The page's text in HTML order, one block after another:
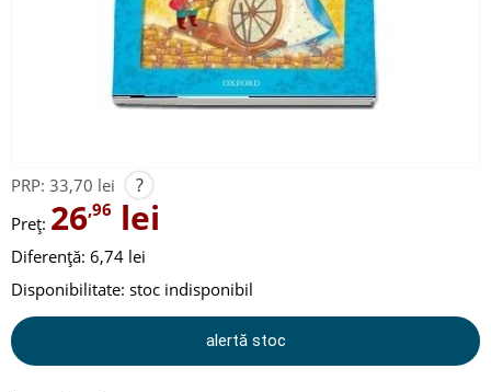
PRP: 33,70 lei ?
Preț: 26,96 lei
Diferență: 6,74 lei
Disponibilitate: stoc indisponibil
alertă stoc